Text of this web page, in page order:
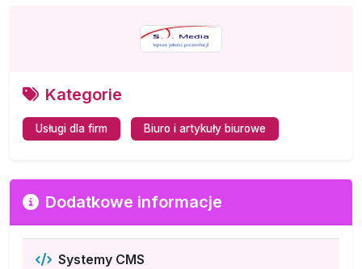
Kategorie
Usługi dla firm Biuro i artykuły biurowe
Dodatkowe informacje
Systemy CMS